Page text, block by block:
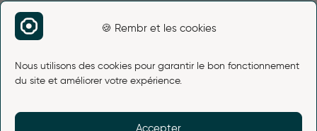
🍪 Rembr et les cookies
Nous utilisons des cookies pour garantir le bon fonctionnement
du site et améliorer votre expérience.
Accepter
Blog funéraire
Plan du site
Liens légaux
Conditions d’utilisation